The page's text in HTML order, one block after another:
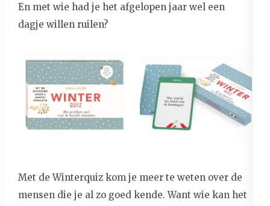
En met wie had je het afgelopen jaar wel een
dagje willen ruilen?
Met de Winterquiz kom je meer te weten over de
mensen die je al zo goed kende. Want wie kan het